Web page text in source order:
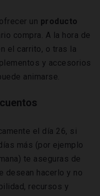
un producto
compra. A la hora de
el carrito, o tras la
y accesorios
animarse.
el día 26, si
más (por ejemplo
te aseguras de
desean hacerlo y no
recursos y